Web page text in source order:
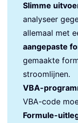
Slimme
analyseer
allemaal met
aangepaste
gemaakte
stroomlijnen.
VBA-
VBA-code
Formule-